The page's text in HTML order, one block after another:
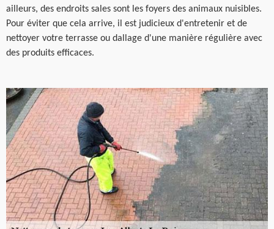
ailleurs, des endroits sales sont les foyers des animaux nuisibles.
Pour éviter que cela arrive, il est judicieux d'entretenir et de
nettoyer votre terrasse ou dallage d'une manière régulière avec
des produits efficaces.